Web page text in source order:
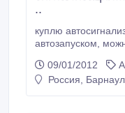
..
куплю
автозапуском,
очень дорого,
09/01/2012
Россия, Барнаул